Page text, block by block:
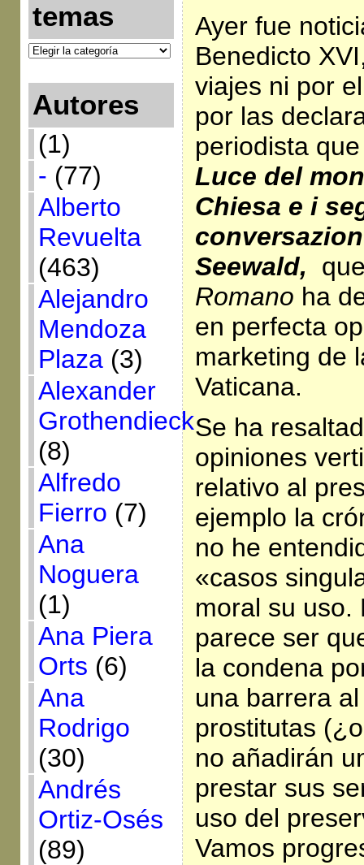
temas
Autores
(1)
- (77)
Alberto
Revuelta
(463)
Alejandro
Mendoza
Plaza(3)
Alexander
Grothendieck
(8)
Alfredo
Fierro (7)
Ana
Noguera
(1)
Ana Piera
Orts (6)
Ana
Rodrigo
(30)
Andrés
Ortiz-Osés
(89)
Ayer fue
Benedicto
viajes ni por
por las
periodista
Luce del
Chiesa e i
Seewald,
Romano ha
en perfecta
marketing de
Vaticana.
Se ha
opiniones
relativo al
ejemplo la
no he
«casos
moral su uso.
parece ser
la condena
una barrera
prostitutas
no añadirán
prestar sus
uso del
Vamos